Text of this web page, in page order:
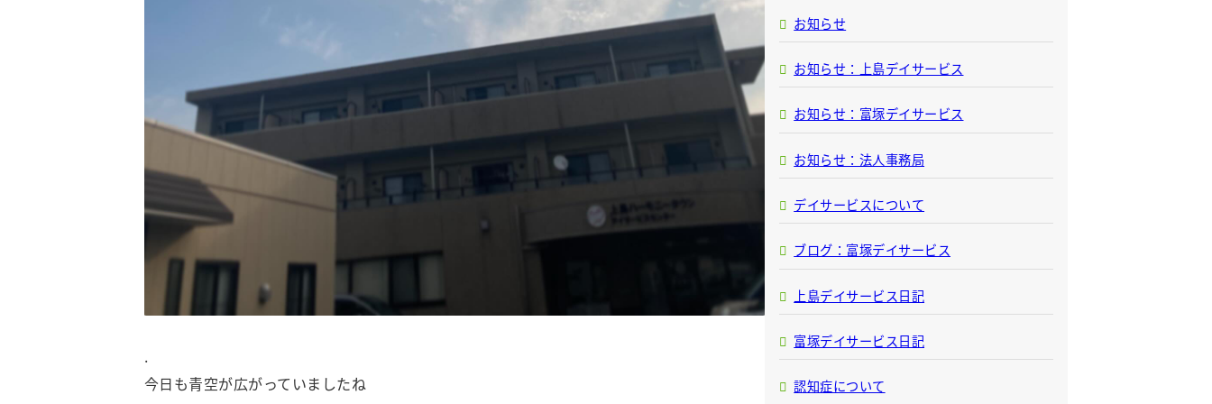
.
今日も青空が広がっていましたね️
お知らせ
お知らせ：上島デイサービス
お知らせ：富塚デイサービス
お知らせ：法人事務局
デイサービスについて
ブログ：富塚デイサービス
上島デイサービス日記
富塚デイサービス日記
認知症について